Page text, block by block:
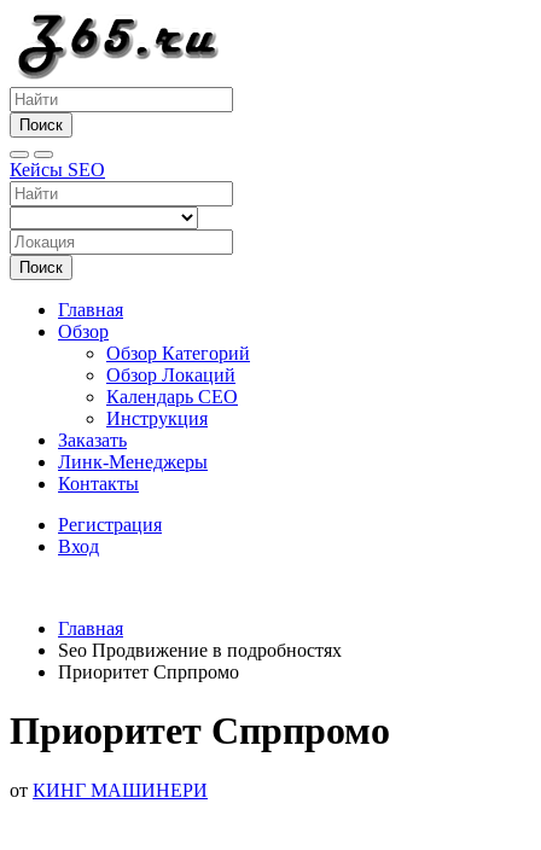
Поиск
Кейсы SEO
Поиск
Главная
Обзор
Обзор Категорий
Обзор Локаций
Календарь СЕО
Инструкция
Заказать
Линк-Менеджеры
Контакты
Регистрация
Вход
Главная
Seo Продвижение в подробностях
Приоритет Спрпромо
Приоритет Спрпромо
от КИНГ МАШИНЕРИ